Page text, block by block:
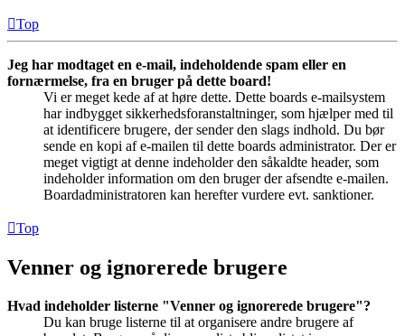
Top
Jeg har modtaget en e-mail, indeholdende spam eller en
fornærmelse, fra en bruger på dette board!
Vi er meget kede af at høre dette. Dette boards e-mailsystem
har indbygget sikkerhedsforanstaltninger, som hjælper med til
at identificere brugere, der sender den slags indhold. Du bør
sende en kopi af e-mailen til dette boards administrator. Der er
meget vigtigt at denne indeholder den såkaldte header, som
indeholder information om den bruger der afsendte e-mailen.
Boardadministratoren kan herefter vurdere evt. sanktioner.
Top
Venner og ignorerede brugere
Hvad indeholder listerne "Venner og ignorerede brugere"?
Du kan bruge listerne til at organisere andre brugere af